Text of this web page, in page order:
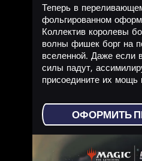
Теперь в
фольгированном
Коллектив королевы
волны фишек борг на
вселенной. Даже если
силы падут,
присоедините их мощь
ОФОРМИТЬ